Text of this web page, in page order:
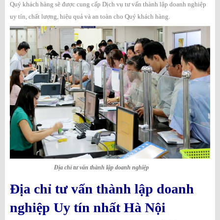
Quý khách hàng sẽ được cung cấp Dịch vụ tư vấn thành lập doanh nghiệp
uy tín, chất lượng, hiệu quả và an toàn cho Quý khách hàng.
Địa chỉ tư vấn thành lập doanh nghiệp
Địa chỉ tư vấn thành lập doanh
nghiệp Uy tín nhất Hà Nội